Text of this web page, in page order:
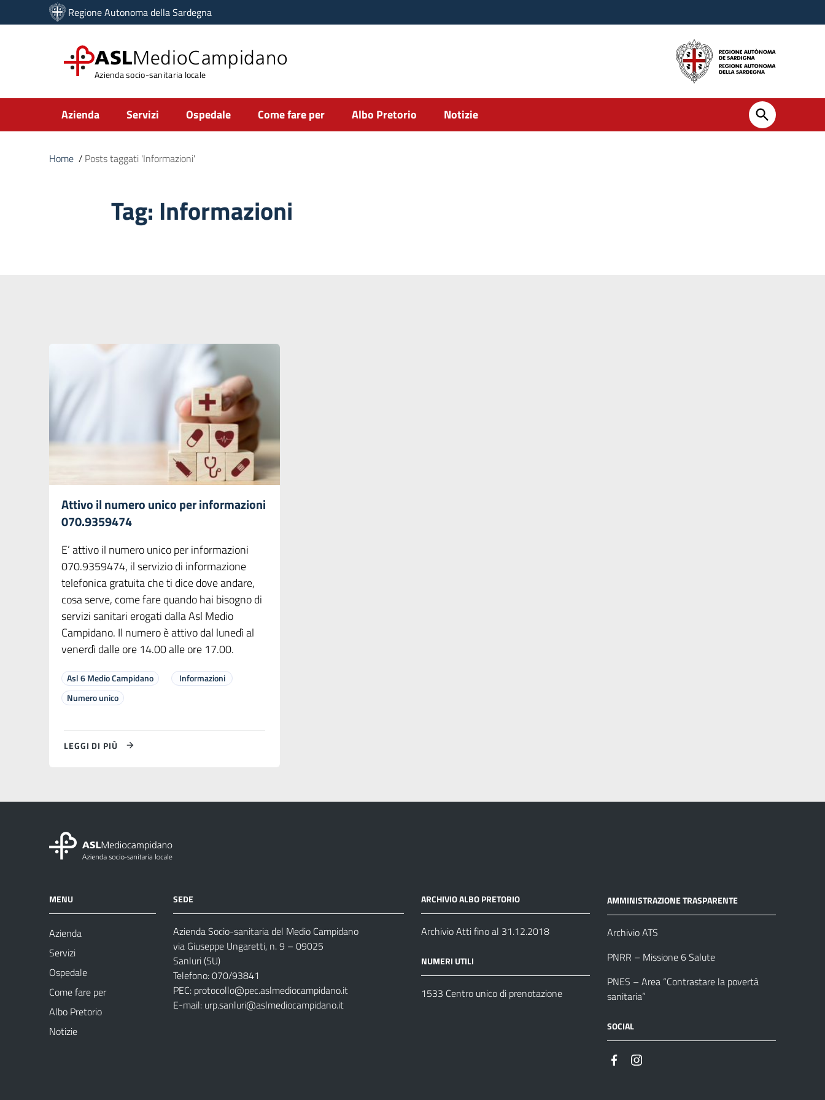
Vai ai contenuti
Vai al menu di navigazione
Regione Autonoma della Sardegna
ASLMedioCampidano
Azienda socio-sanitaria locale
Submenu
Azienda Servizi Ospedale Come fare per Albo Pretorio Notizie
Home / Posts taggati 'Informazioni'
Tag: Informazioni
Attivo il numero unico per informazioni
070.9359474
E’ attivo il numero unico per informazioni
070.9359474, il servizio di informazione
telefonica gratuita che ti dice dove andare,
cosa serve, come fare quando hai bisogno di
servizi sanitari erogati dalla Asl Medio
Campidano. Il numero è attivo dal lunedì al
venerdì dalle ore 14.00 alle ore 17.00.
Asl 6 Medio Campidano
Informazioni
Numero unico
LEGGI DI PIÙ
MENU
Azienda
Servizi
Ospedale
Come fare per
Albo Pretorio
Notizie
SEDE
Azienda Socio-sanitaria del Medio Campidano
via Giuseppe Ungaretti, n. 9 – 09025
Sanluri (SU)
Telefono: 070/93841
PEC: protocollo@pec.aslmediocampidano.it
E-mail: urp.sanluri@aslmediocampidano.it
ARCHIVIO ALBO PRETORIO
Archivio Atti fino al 31.12.2018
NUMERI UTILI
1533 Centro unico di prenotazione
AMMINISTRAZIONE TRASPARENTE
Archivio ATS
PNRR – Missione 6 Salute
PNES – Area “Contrastare la povertà
sanitaria”
SOCIAL